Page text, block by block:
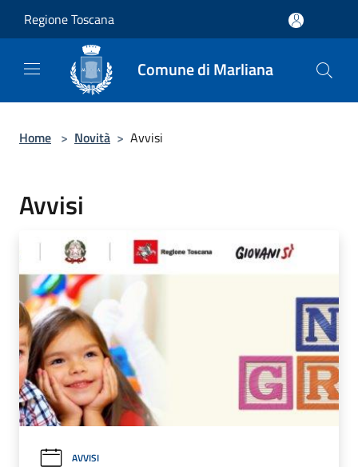
Regione Toscana
Comune di Marliana
Home > Novità > Avvisi
Avvisi
AVVISI